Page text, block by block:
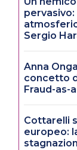
pervasivo:
Sergio
Anna
concetto
Fraud-as-
Cottarelli
europeo: